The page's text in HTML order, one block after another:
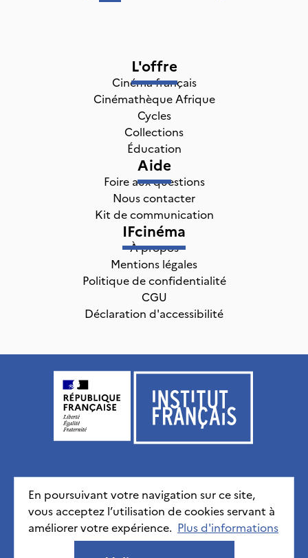
En poursuivant votre navigation sur ce site,
vous acceptez l’utilisation de cookies servant à
améliorer votre expérience. Plus d'informations
L'offre
Cinéma français
Cinémathèque Afrique
Cycles
Collections
Éducation
Aide
Foire aux questions
Nous contacter
Kit de communication
IFcinéma
À propos
Mentions légales
Politique de confidentialité
CGU
Déclaration d'accessibilité
Institut français, tous droits réservés 2026
Mentions légales Politique de confidentialité
CGU
Déclaration d'accessibilité